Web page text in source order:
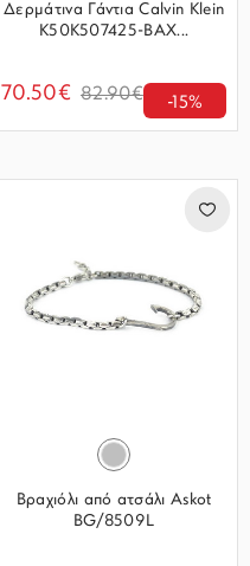
Δερμάτινα Γάντια Calvin Klein
K50K507425-BAX...
70.50€ 82.90€ -15%
Βραχιόλι από ατσάλι Askot
BG/8509L